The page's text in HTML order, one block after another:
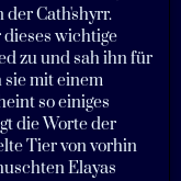
Cath'shyrr.
wichtige
zu und sah ihn für
sie mit einem
so einiges
die Worte der
Tier von vorhin
Elayas